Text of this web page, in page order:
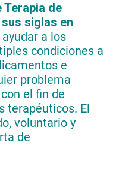
Terapia de
siglas en
a los
condiciones a
e
problema
el fin de
terapéuticos. El
voluntario y
de